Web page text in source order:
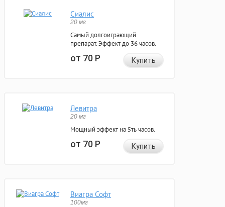
Сиалис
20 мг
Самый долгоиграющий
препарат. Эффект до 36 часов.
от 70Р Купить
Левитра
20 мг
Мощный эффект на 5ть часов.
от 70Р Купить
Виагра Софт
100мг